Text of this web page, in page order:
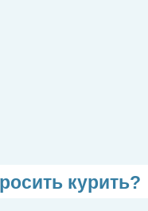
курить?